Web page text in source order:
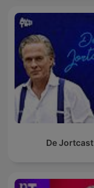
De Jortcast